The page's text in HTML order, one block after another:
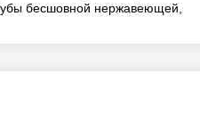
бесшовной нержавеющей,